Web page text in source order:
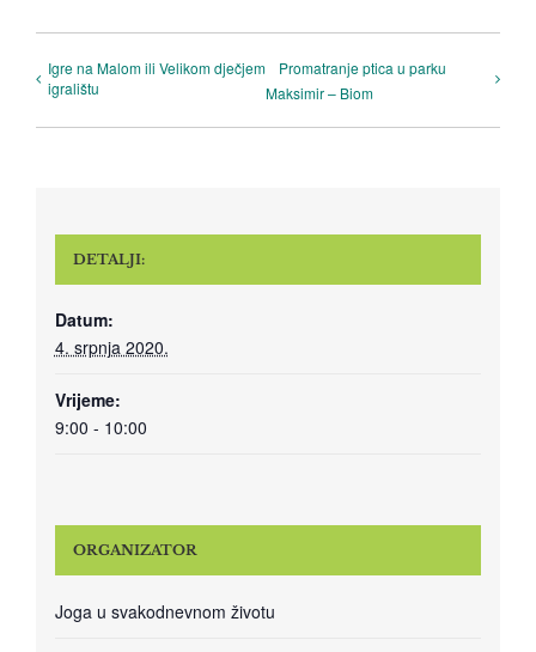
Igre na Malom ili Velikom dječjem
igralištu
Promatranje ptica u parku
Maksimir – Biom
DETALJI:
Datum:
4. srpnja 2020.
Vrijeme:
9:00 - 10:00
ORGANIZATOR
Joga u svakodnevnom životu